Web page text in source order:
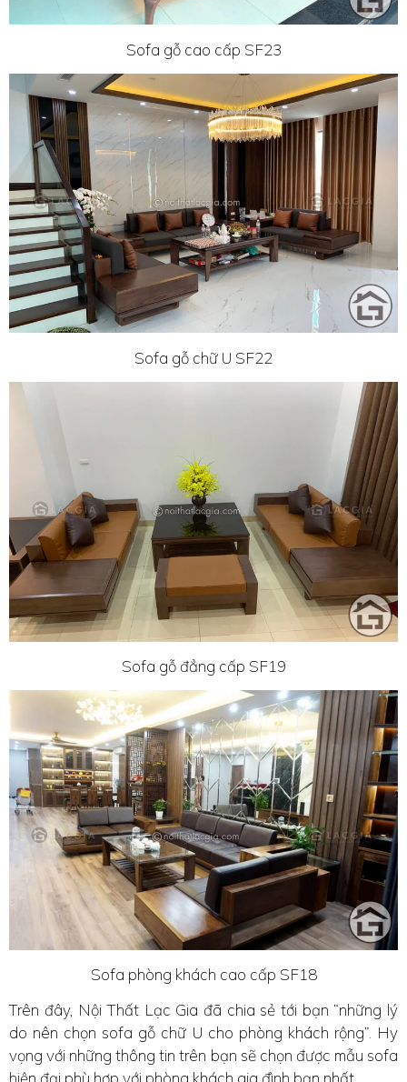
Sofa gỗ cao cấp SF23
Sofa gỗ chữ U SF22
Sofa gỗ đẳng cấp SF19
Sofa phòng khách cao cấp SF18
Trên đây, Nội Thất Lạc Gia đã chia sẻ tới bạn “những lý
do nên chọn sofa gỗ chữ U cho phòng khách rộng”. Hy
vọng với những thông tin trên bạn sẽ chọn được mẫu sofa